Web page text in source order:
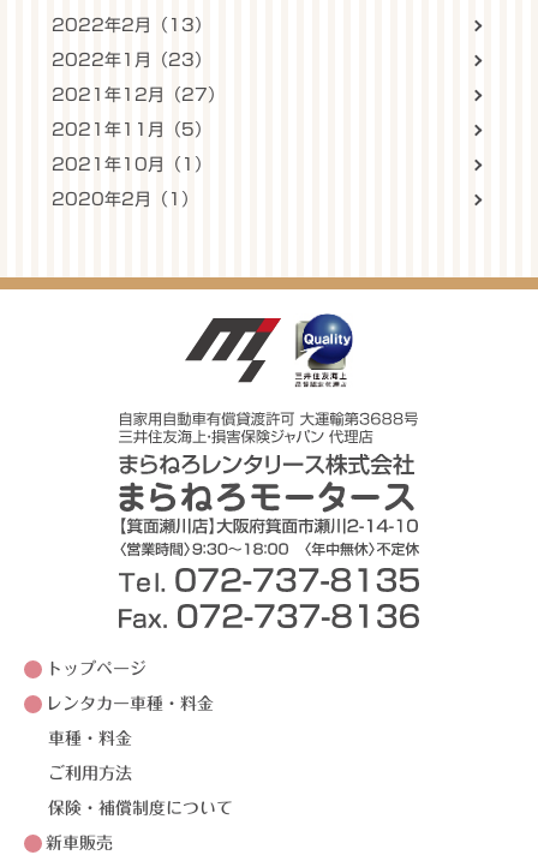
2022年2月（13）
2022年1月（23）
2021年12月（27）
2021年11月（5）
2021年10月（1）
2020年2月（1）
トップページ
レンタカー車種・料金
車種・料金
ご利用方法
保険・補償制度について
新車販売